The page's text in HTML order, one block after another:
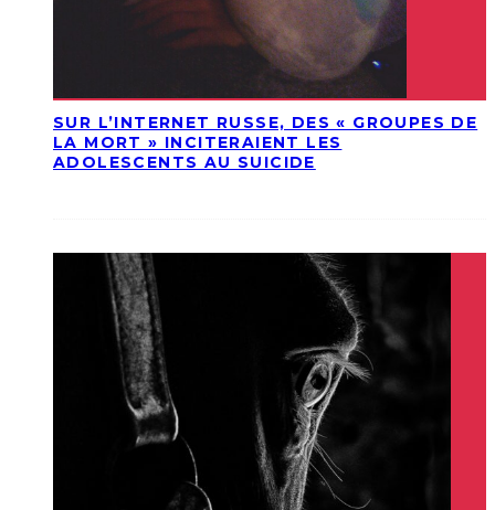
SUR L’INTERNET RUSSE, DES « GROUPES DE
LA MORT » INCITERAIENT LES
ADOLESCENTS AU SUICIDE